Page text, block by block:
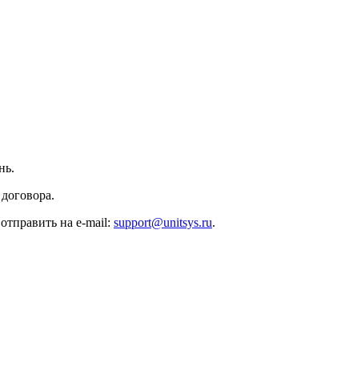
на e-mail: support@unitsys.ru.